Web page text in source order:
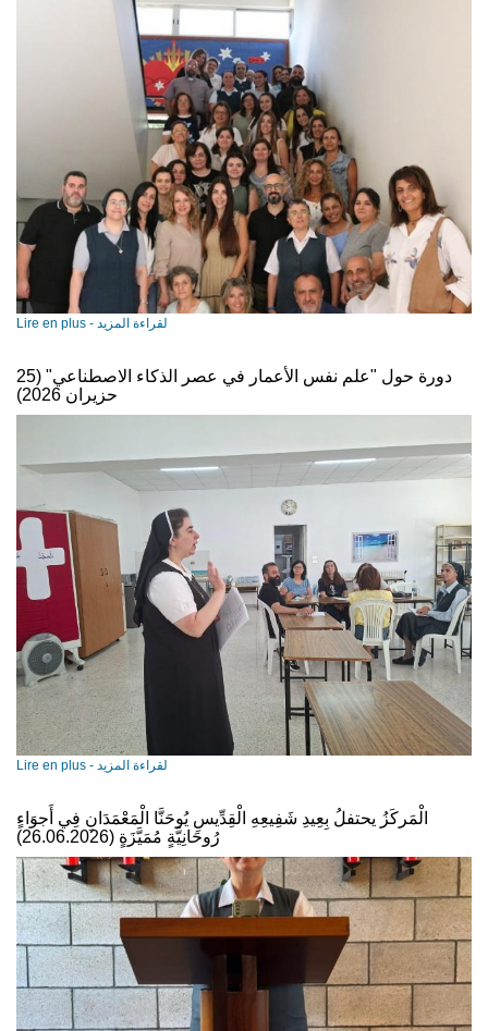
Lire en plus - لقراءة المزيد
دورة حول "علم نفس الأعمار في عصر الذكاء الاصطناعي" (25
حزيران 2026)
Lire en plus - لقراءة المزيد
الْمَركَزُ يحتفلُ بِعِيدِ شَفِيعِهِ الْقِدِّيسِ يُوحَنَّا الْمَعْمَدَانِ فِي أَجوَاءٍ
رُوحَانِيَّةٍ مُمَيَّزَةٍ (26.06.2026)